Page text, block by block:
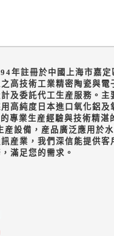
註冊於中國上海市嘉定
高技術工業精密陶瓷與電
及委託代工生産服務。主
高純度日本進口氧化鋁及
專業生産經驗與技術精湛
産設備，産品廣泛應用於
産業，我們深信能提供客
滿足您的需求。